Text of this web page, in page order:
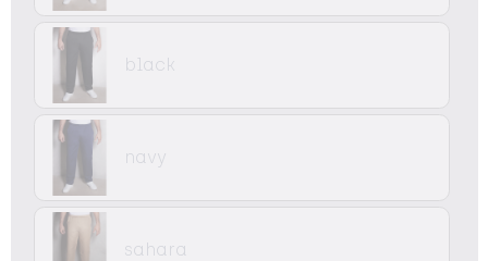
black
navy
sahara